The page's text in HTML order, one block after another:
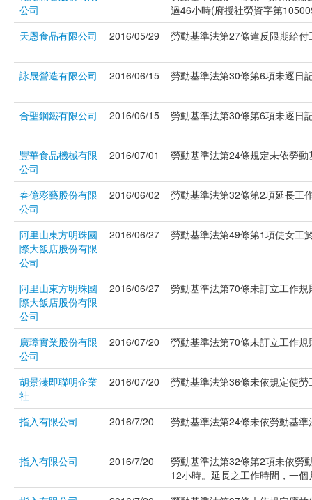
公司
過46小時(府授社勞資字第
天恩食品有限公司
2016/05/29 勞動基準法第27條違反限期給
詠晟營造有限公司 2016/06/15 勞動基準法第30條第6項未逐日
合聖鋼鐵有限公司 2016/06/15 勞動基準法第30條第6項未逐日
豐華食品機械有限
公司
2016/07/01 勞動基準法第24條規定未依勞
春億彩藝股份有限
公司
2016/06/02 勞動基準法第32條第2項延長工
阿里山東方明珠國
際大飯店股份有限
公司
2016/06/27 勞動基準法第49條第1項使女工
阿里山東方明珠國
際大飯店股份有限
公司
2016/06/27 勞動基準法第70條未訂立工作
廣璋實業股份有限
公司
2016/07/20 勞動基準法第70條未訂立工作
胡景溱即聯明企業
社
2016/07/20 勞動基準法第36條未依規定使
指入有限公司 2016/7/20 勞動基準法第24條未依勞動基
指入有限公司 2016/7/20
勞動基準法第32條第2項未依勞
12小時。延長之工作時間，一